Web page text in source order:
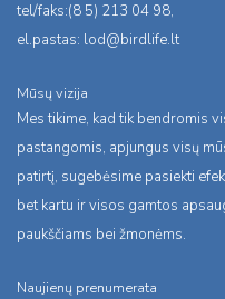
tel/faks:(8 5) 213 04 98,
el.pastas: lod@birdlife.lt
Mūsų vizija
Mes tikime, kad tik bendromis
pastangomis, apjungus visų
patirtį, sugebėsime pasiekti
bet kartu ir visos gamtos
paukščiams bei žmonėms.
Naujienų prenumerata